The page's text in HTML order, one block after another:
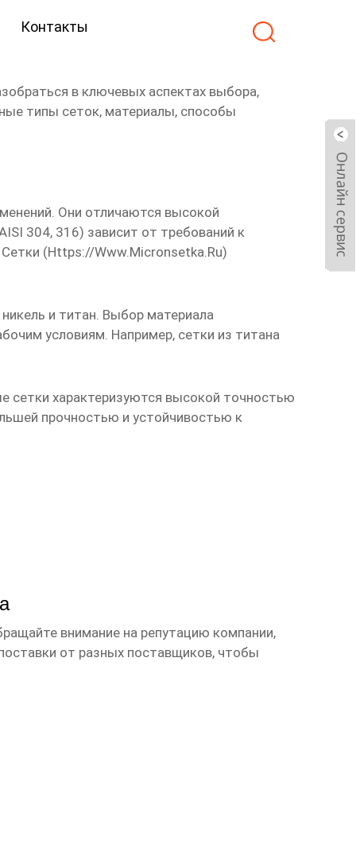
Контакты
в ключевых аспектах выбора,
типы сеток, материалы, способы
Они отличаются высокой
304, 316) зависит от требований к
(Https://www.micronsetka.ru)
и титан. Выбор материала
условиям. Например, сетки из титана
сетки характеризуются высокой точностью
прочностью и устойчивостью к
внимание на репутацию компании,
от разных поставщиков, чтобы